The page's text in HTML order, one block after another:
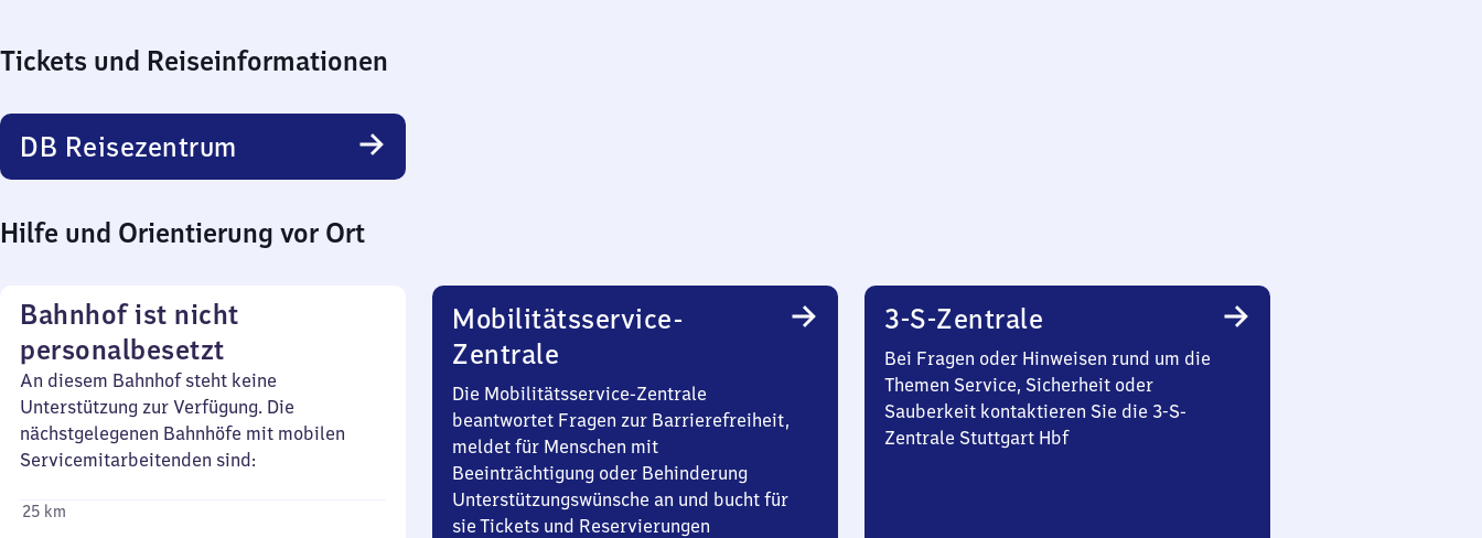
Tickets und Reiseinformationen
DB Reisezentrum
Hilfe und Orientierung vor Ort
Bahnhof ist nicht
personalbesetzt
An diesem Bahnhof steht keine
Unterstützung zur Verfügung. Die
nächstgelegenen Bahnhöfe mit mobilen
Servicemitarbeitenden sind:
25 km
Mobilitätsservice-
Zentrale
Die Mobilitätsservice-Zentrale
beantwortet Fragen zur Barrierefreiheit,
meldet für Menschen mit
Beeinträchtigung oder Behinderung
Unterstützungswünsche an und bucht für
sie Tickets und Reservierungen
3-S-Zentrale
Bei Fragen oder Hinweisen rund um die
Themen Service, Sicherheit oder
Sauberkeit kontaktieren Sie die 3-S-
Zentrale Stuttgart Hbf